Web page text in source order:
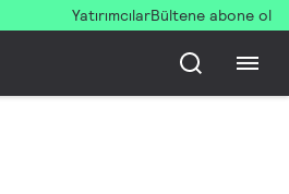
YatırımcılarBültene abone ol